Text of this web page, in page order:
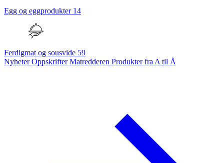
Egg og eggprodukter 14
Ferdigmat og sousvide 59
NyheterOppskrifterMatredderen Produkter fra A til Å